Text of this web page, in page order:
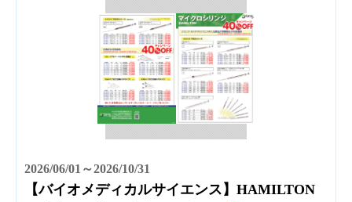
2026/06/01～2026/10/31
【バイオメディカルサイエンス】HAMILTON